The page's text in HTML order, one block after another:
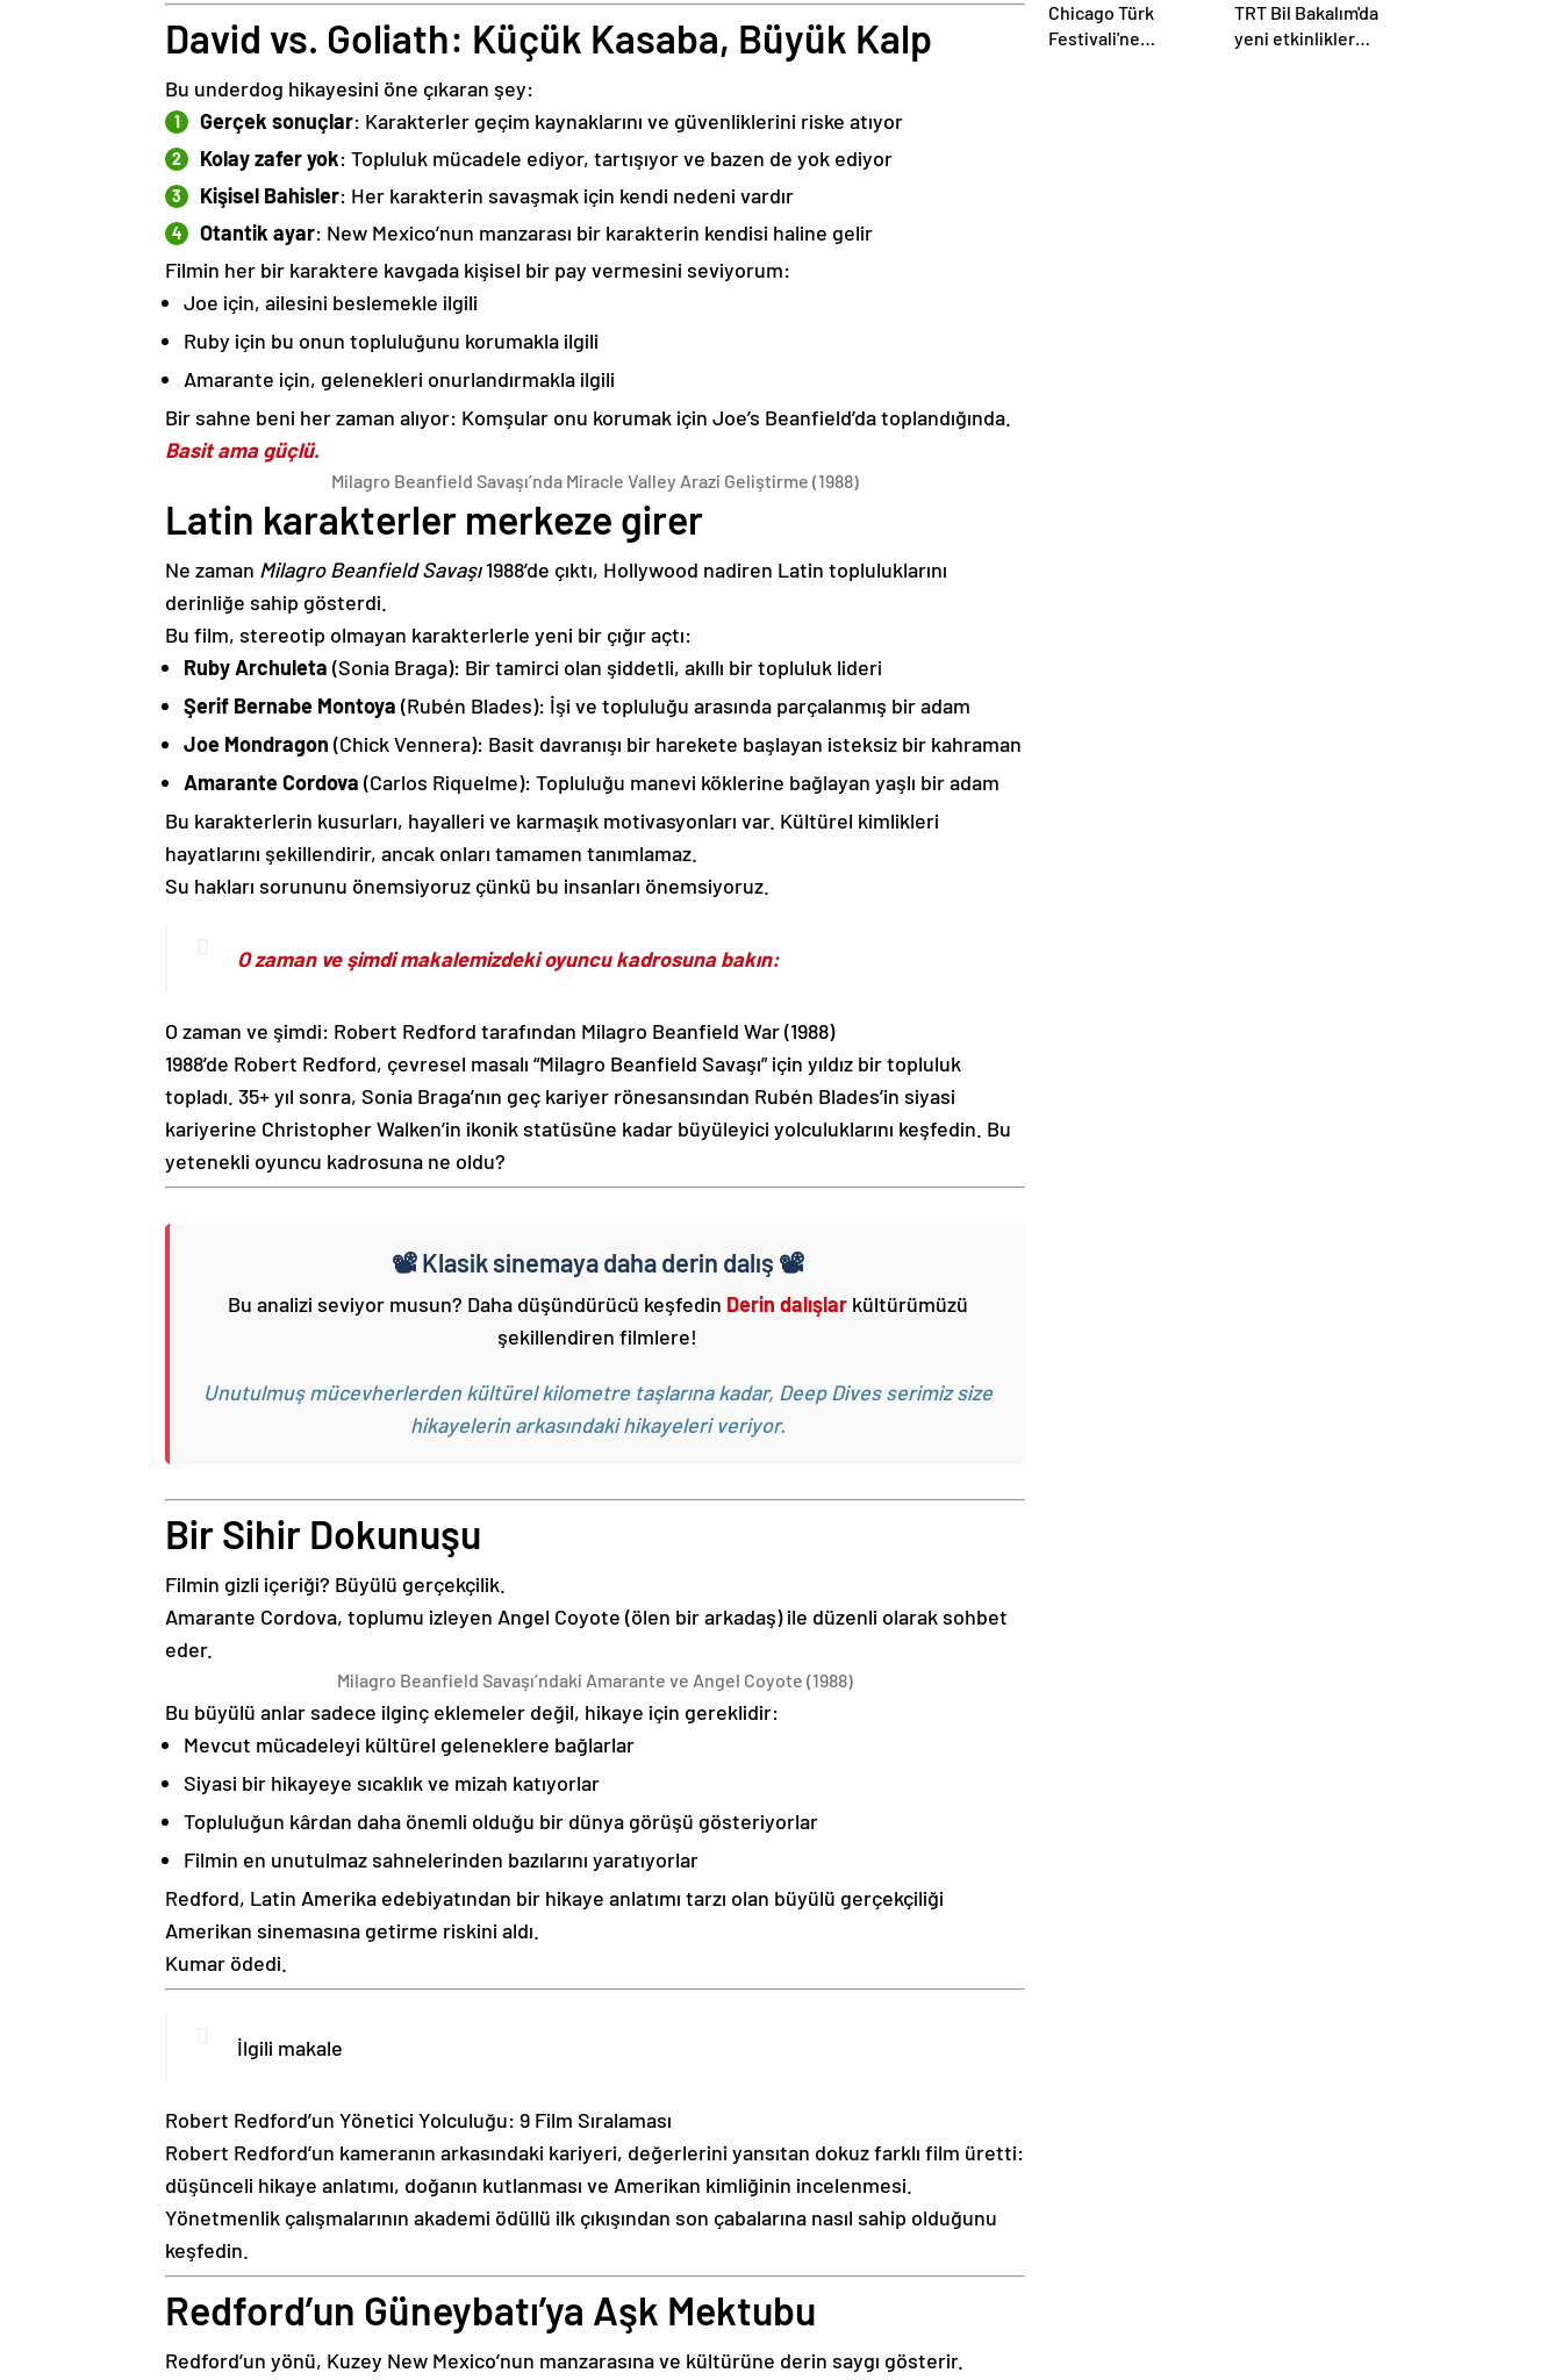
David vs. Goliath: Küçük Kasaba, Büyük Kalp
Bu underdog hikayesini öne çıkaran şey:
Gerçek sonuçlar: Karakterler geçim kaynaklarını ve güvenliklerini riske atıyor
Kolay zafer yok: Topluluk mücadele ediyor, tartışıyor ve bazen de yok ediyor
Kişisel Bahisler: Her karakterin savaşmak için kendi nedeni vardır
Otantik ayar: New Mexico’nun manzarası bir karakterin kendisi haline gelir
Filmin her bir karaktere kavgada kişisel bir pay vermesini seviyorum:
Joe için, ailesini beslemekle ilgili
Ruby için bu onun topluluğunu korumakla ilgili
Amarante için, gelenekleri onurlandırmakla ilgili
Bir sahne beni her zaman alıyor: Komşular onu korumak için Joe’s Beanfield’da toplandığında.
Basit ama güçlü.
Milagro Beanfield Savaşı’nda Miracle Valley Arazi Geliştirme (1988)
Latin karakterler merkeze girer
Ne zaman Milagro Beanfield Savaşı1988’de çıktı, Hollywood nadiren Latin topluluklarını
derinliğe sahip gösterdi.
Bu film, stereotip olmayan karakterlerle yeni bir çığır açtı:
Ruby Archuleta (Sonia Braga): Bir tamirci olan şiddetli, akıllı bir topluluk lideri
Şerif Bernabe Montoya (Rubén Blades): İşi ve topluluğu arasında parçalanmış bir adam
Joe Mondragon (Chick Vennera): Basit davranışı bir harekete başlayan isteksiz bir kahraman
Amarante Cordova (Carlos Riquelme): Topluluğu manevi köklerine bağlayan yaşlı bir adam
Bu karakterlerin kusurları, hayalleri ve karmaşık motivasyonları var. Kültürel kimlikleri
hayatlarını şekillendirir, ancak onları tamamen tanımlamaz.
Su hakları sorununu önemsiyoruz çünkü bu insanları önemsiyoruz.
O zaman ve şimdi makalemizdeki oyuncu kadrosuna bakın:
O zaman ve şimdi: Robert Redford tarafından Milagro Beanfield War (1988)
1988’de Robert Redford, çevresel masalı “Milagro Beanfield Savaşı” için yıldız bir topluluk
topladı. 35+ yıl sonra, Sonia Braga’nın geç kariyer rönesansından Rubén Blades’in siyasi
kariyerine Christopher Walken’in ikonik statüsüne kadar büyüleyici yolculuklarını keşfedin. Bu
yetenekli oyuncu kadrosuna ne oldu?
📽️ Klasik sinemaya daha derin dalış 📽️
Bu analizi seviyor musun? Daha düşündürücü keşfedin Derin dalışlarkültürümüzü
şekillendiren filmlere!
Unutulmuş mücevherlerden kültürel kilometre taşlarına kadar, Deep Dives serimiz size
hikayelerin arkasındaki hikayeleri veriyor.
Bir Sihir Dokunuşu
Filmin gizli içeriği? Büyülü gerçekçilik.
Amarante Cordova, toplumu izleyen Angel Coyote (ölen bir arkadaş) ile düzenli olarak sohbet
eder.
Milagro Beanfield Savaşı’ndaki Amarante ve Angel Coyote (1988)
Bu büyülü anlar sadece ilginç eklemeler değil, hikaye için gereklidir:
Mevcut mücadeleyi kültürel geleneklere bağlarlar
Siyasi bir hikayeye sıcaklık ve mizah katıyorlar
Topluluğun kârdan daha önemli olduğu bir dünya görüşü gösteriyorlar
Filmin en unutulmaz sahnelerinden bazılarını yaratıyorlar
Redford, Latin Amerika edebiyatından bir hikaye anlatımı tarzı olan büyülü gerçekçiliği
Amerikan sinemasına getirme riskini aldı.
Kumar ödedi.
İlgili makale
Robert Redford’un Yönetici Yolculuğu: 9 Film Sıralaması
Robert Redford’un kameranın arkasındaki kariyeri, değerlerini yansıtan dokuz farklı film üretti:
düşünceli hikaye anlatımı, doğanın kutlanması ve Amerikan kimliğinin incelenmesi.
Yönetmenlik çalışmalarının akademi ödüllü ilk çıkışından son çabalarına nasıl sahip olduğunu
keşfedin.
Redford’un Güneybatı’ya Aşk Mektubu
Redford’un yönü, Kuzey New Mexico’nun manzarasına ve kültürüne derin saygı gösterir.
Chicago Türk
Festivali'ne
TRT Bil Bakalım'da
yeni etkinlikler